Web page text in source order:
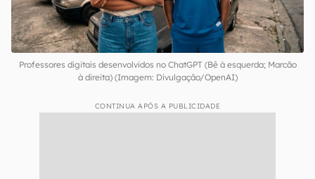
conceitos da tecnologia sem o uso de linguagem
técnica complexa.